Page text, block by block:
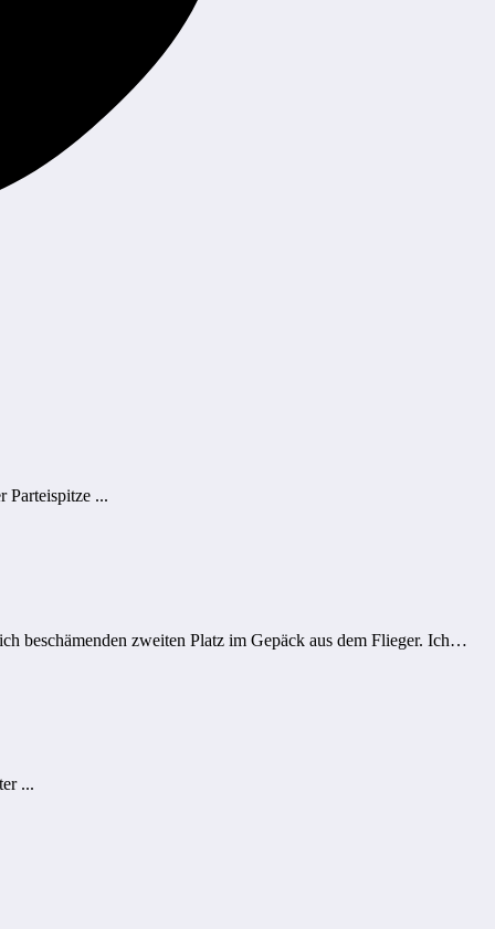
Parteispitze ...
beschämenden zweiten Platz im Gepäck aus dem Flieger. Ich…
...